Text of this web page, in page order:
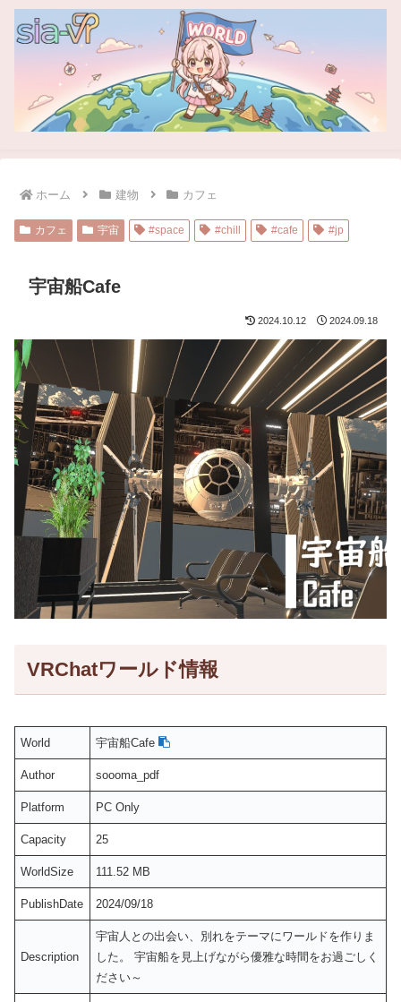
ホーム 建物 カフェ
カフェ 宇宙 #space #chill #cafe #jp
宇宙船Cafe
2024.10.12 2024.09.18
VRChatワールド情報
World 宇宙船Cafe
Author soooma_pdf
Platform PC Only
Capacity 25
WorldSize 111.52 MB
PublishDate 2024/09/18
Description
宇宙人との出会い、別れをテーマにワールドを作りま
した。 宇宙船を見上げながら優雅な時間をお過ごしく
ださい～